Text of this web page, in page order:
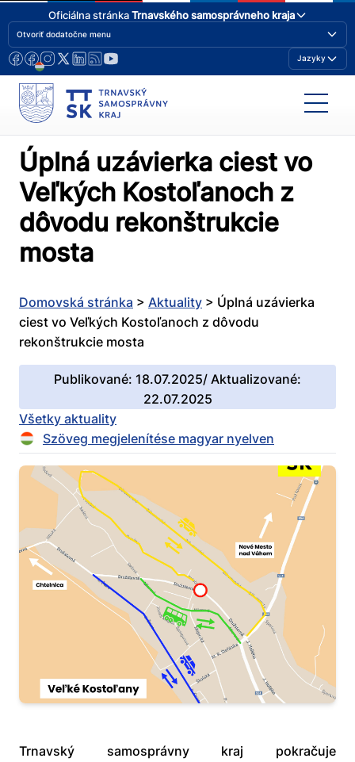
Oficiálna stránkaTrnavského samosprávneho kraja
Otvoriť dodatočne menu
Jazyky
Úplná uzávierka ciest vo
Veľkých Kostoľanoch z
dôvodu rekonštrukcie
mosta
Domovská stránka > Aktuality > Úplná uzávierka
ciest vo Veľkých Kostoľanoch z dôvodu
rekonštrukcie mosta
Publikované: 18.07.2025/ Aktualizované:
22.07.2025
Všetky aktuality
Szöveg megjelenítése magyar nyelven
Trnavský samosprávny kraj pokračuje